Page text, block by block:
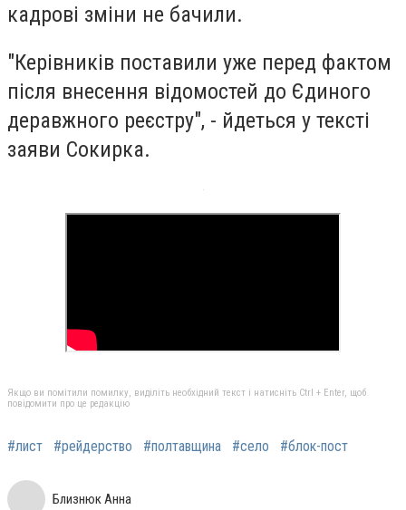
кадрові зміни не бачили.
"Керівників поставили уже перед фактом
після внесення відомостей до Єдиного
деравжного реєстру", - йдеться у тексті
заяви Сокирка.
Якщо ви помітили помилку, виділіть необхідний текст і натисніть Ctrl + Enter, щоб
повідомити про це редакцію
#лист #рейдерство #полтавщина #село #блок-пост
Близнюк Анна